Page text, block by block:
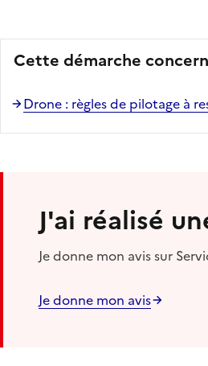
Cette démarche
Drone : règles de pilotage à
J'ai réalisé
Je donne mon avis sur
Je donne mon avis